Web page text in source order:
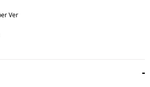
Ver